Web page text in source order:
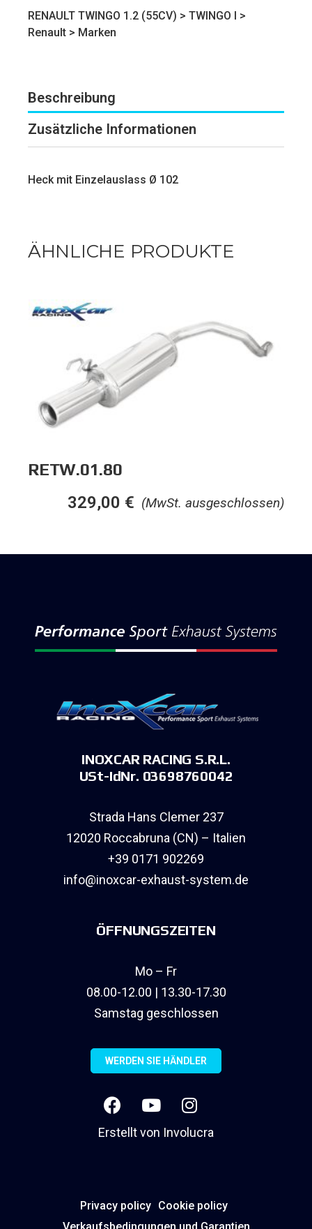
RENAULT TWINGO 1.2 (55CV) > TWINGO I >
Renault > Marken
Beschreibung
Zusätzliche Informationen
Heck mit Einzelauslass Ø 102
ÄHNLICHE PRODUKTE
RETW.01.80
(MwSt. ausgeschlossen)
329,00 €
INOXCAR RACING S.R.L.
USt-IdNr. 03698760042
Strada Hans Clemer 237
12020 Roccabruna (CN) – Italien
+39 0171 902269
info@inoxcar-exhaust-system.de
ÖFFNUNGSZEITEN
Mo – Fr
08.00-12.00 | 13.30-17.30
Samstag geschlossen
WERDEN SIE HÄNDLER
Erstellt von Involucra
Privacy policy Cookie policy